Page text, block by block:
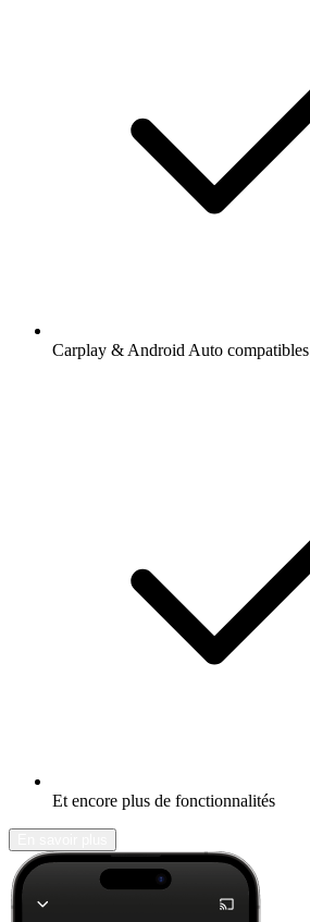
Carplay & Android Auto compatibles
Et encore plus de fonctionnalités